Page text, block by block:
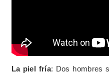
La piel fría: Dos hombres